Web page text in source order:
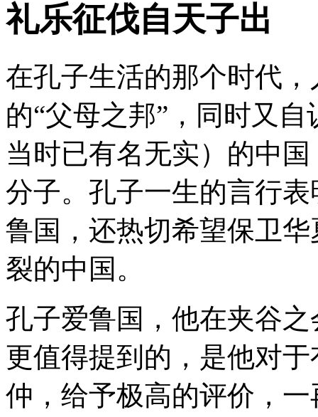
礼乐征伐自天子出
在孔子生活的那个时代
的“父母之邦”，同时又
当时已有名无实）的中
分子。孔子一生的言行
鲁国，还热切希望保卫
裂的中国。
孔子爱鲁国，他在夹谷
更值得提到的，是他对
仲，给予极高的评价，